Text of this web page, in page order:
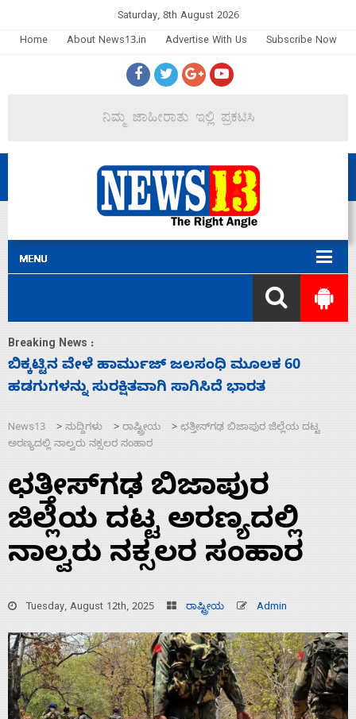
Saturday, 8th August 2026
Home
About News13.in Advertise With Us Subscribe Now
Breaking News :
ನಾಗೇಂದ್ರ ರಾಜೀನಾಮೆ ಕೊಡದಿದ್ದರೆ ಸದನ ನಡೆಸಲು
ಬಿಡೆವು: ಛಲವಾದಿ ನಾರಾಯಣಸ್ವಾಮಿ
News13 > ಸುದ್ದಿಗಳು > ರಾಷ್ಟ್ರೀಯ > ಛತ್ತೀಸ್‌ಗಢ ಬಿಜಾಪುರ ಜಿಲ್ಲೆಯ ದಟ್ಟ
ಅರಣ್ಯದಲ್ಲಿ ನಾಲ್ವರು ನಕ್ಸಲರ ಸಂಹಾರ
ಛತ್ತೀಸ್‌ಗಢ ಬಿಜಾಪುರ
ಜಿಲ್ಲೆಯ ದಟ್ಟ ಅರಣ್ಯದಲ್ಲಿ
ನಾಲ್ವರು ನಕ್ಸಲರ ಸಂಹಾರ
Tuesday, August 12th, 2025 ರಾಷ್ಟ್ರೀಯ Admin